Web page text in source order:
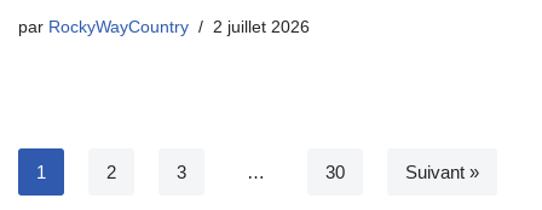
par RockyWayCountry 2 juillet 2026
1 2 3 … 30 Suivant »